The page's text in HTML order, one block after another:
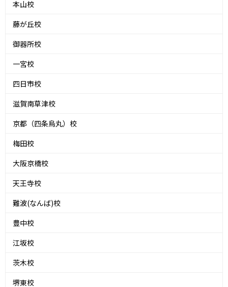
本山校
藤が丘校
御器所校
一宮校
四日市校
滋賀南草津校
京都（四条烏丸）校
梅田校
大阪京橋校
天王寺校
難波(なんば)校
豊中校
江坂校
茨木校
堺東校